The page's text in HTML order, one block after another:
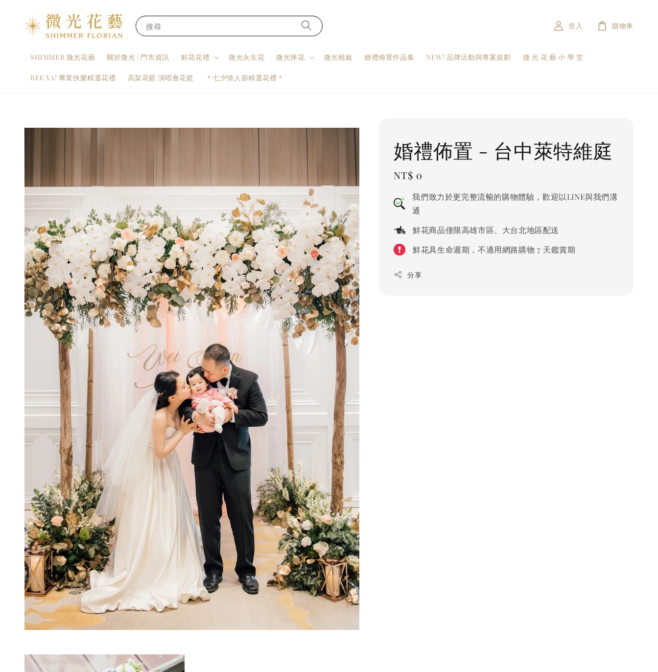
搜尋
SHIMMER 微光花藝 關於微光 | 門市資訊 鮮花花禮 微光永生花 微光捧花 微光植栽 婚禮佈置作品集 NEW! 品牌活動與專案規劃 微 光 花 藝 小 學 堂
BEE YA! 畢業快樂精選花禮 高架花籃 演唱會花籃 ＊七夕情人節精選花禮＊
登入 購物車
婚禮佈置 - 台中萊特維庭
Regular
NT$ 0
我們致力於更完整流暢的購物體驗，歡迎以LINE與我們溝
通
鮮花商品僅限高雄市區、大台北地區配送
鮮花具生命週期，不適用網路購物 7 天鑑賞期
分享